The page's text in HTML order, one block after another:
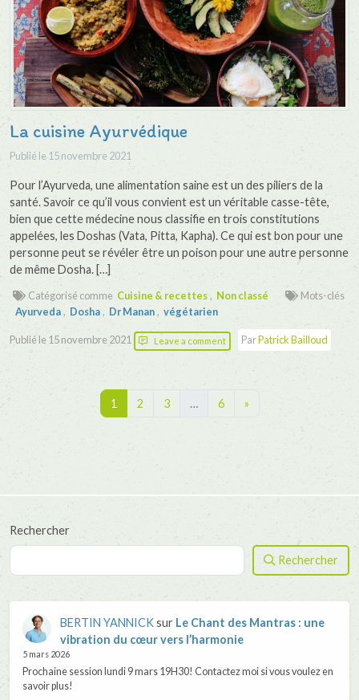
La cuisine Ayurvédique
Publié le 15 novembre 2021
Pour l’Ayurveda, une alimentation saine est un des piliers de la
santé. Savoir ce qu’il vous convient est un véritable casse-tête,
bien que cette médecine nous classifie en trois constitutions
appelées, les Doshas (Vata, Pitta, Kapha). Ce qui est bon pour une
personne peut se révéler être un poison pour une autre personne
de même Dosha. […]
Catégorisé comme Cuisine & recettes, Non classé
Mots-clés
Ayurveda, Dosha, Dr Manan, végétarien
Publié le 15 novembre 2021 Leave a comment ParPatrick Bailloud
Navigation
1 2 3 … 6 »
Rechercher
Rechercher
BERTIN YANNICKsur Le Chant des Mantras : une
vibration du cœur vers l’harmonie
5 mars 2026
Prochaine session lundi 9 mars 19H30! Contactez moi si vous voulez en
savoir plus!